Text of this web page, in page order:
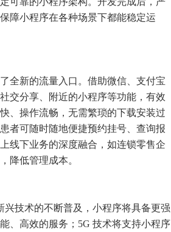
障小程序在各种场景下都能稳定运
全新的流量入口。借助微信、支付宝
交分享、附近的小程序等功能，有效
、操作流畅，无需繁琐的下载安装过
者可随时随地便捷预约挂号、查询报
线下业务的深度融合，如连锁零售企
降低管理成本。
技术的不断普及，小程序将具备更强
、高效的服务；5G 技术将支持小程序